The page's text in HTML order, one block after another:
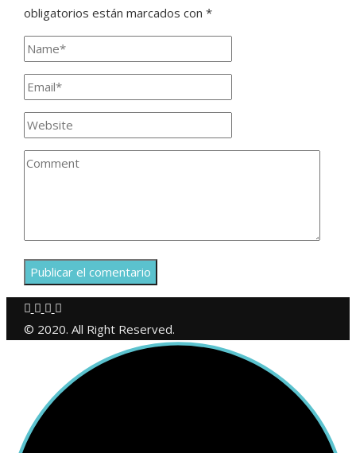
obligatorios están marcados con *
© 2020. All Right Reserved.